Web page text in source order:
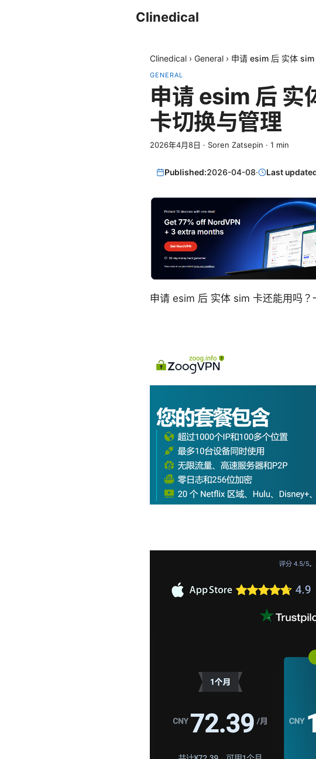
Clinedical
Clinedical › General › 申请 esim 后 实体
GENERAL
申请 esim 后 实
卡切换与管理
2026年4月8日 · Soren Zatsepin · 1 min
Published:2026-04-08· Last
申请 esim 后 实体 sim 卡还能用吗？